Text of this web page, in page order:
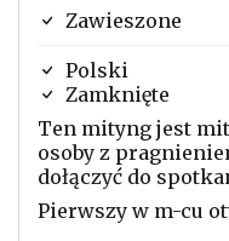
Zawieszone
Polski
Zamknięte
Ten mityng jest
osoby z
dołączyć do
Pierwszy w m-cu